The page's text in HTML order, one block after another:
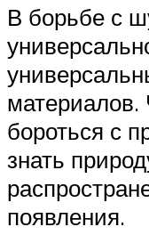
В борьбе с
бороться с
знать
появления.